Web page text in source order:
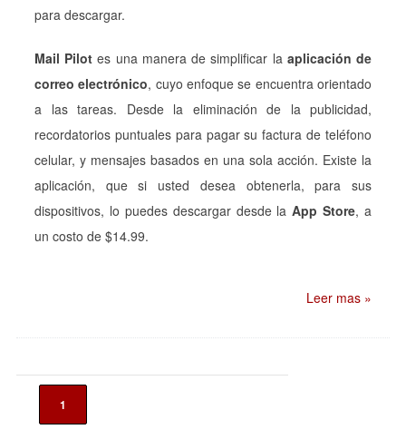
para descargar.
Mail Pilot es una manera de simplificar la aplicación de
correo electrónico, cuyo enfoque se encuentra orientado
a las tareas. Desde la eliminación de la publicidad,
recordatorios puntuales para pagar su factura de teléfono
celular, y mensajes basados en una sola acción. Existe la
aplicación, que si usted desea obtenerla, para sus
dispositivos, lo puedes descargar desde laApp Store, a
un costo de $14.99.
Leer mas »
1